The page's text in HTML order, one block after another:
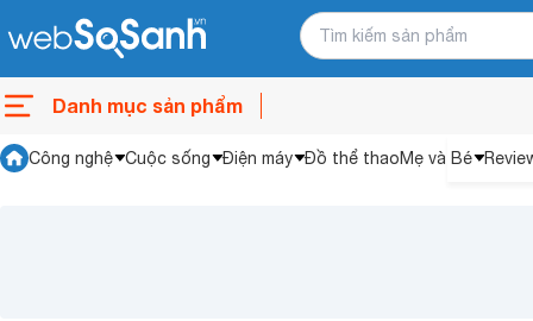
Danh mục sản phẩm
Công nghệ Cuộc sống Điện máy Đồ thể thaoMẹ và Bé